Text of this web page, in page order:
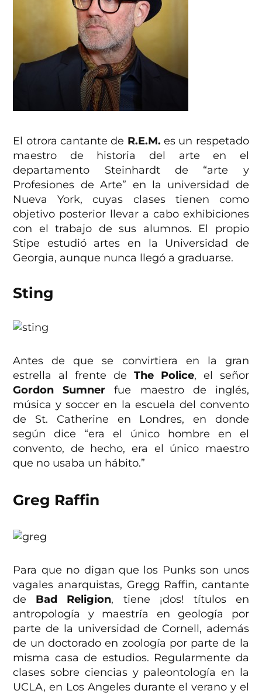
El otrora cantante de R.E.M. es un respetado
maestro de historia del arte en el
departamento Steinhardt de “arte y
Profesiones de Arte” en la universidad de
Nueva York, cuyas clases tienen como
objetivo posterior llevar a cabo exhibiciones
con el trabajo de sus alumnos. El propio
Stipe estudió artes en la Universidad de
Georgia, aunque nunca llegó a graduarse.
Sting
Antes de que se convirtiera en la gran
estrella al frente de The Police, el señor
Gordon Sumner fue maestro de inglés,
música y soccer en la escuela del convento
de St. Catherine en Londres, en donde
según dice “era el único hombre en el
convento, de hecho, era el único maestro
que no usaba un hábito.”
Greg Raffin
Para que no digan que los Punks son unos
vagales anarquistas, Gregg Raffin, cantante
de Bad Religion, tiene ¡dos! títulos en
antropología y maestría en geología por
parte de la universidad de Cornell, además
de un doctorado en zoología por parte de la
misma casa de estudios. Regularmente da
clases sobre ciencias y paleontología en la
UCLA, en Los Angeles durante el verano y el